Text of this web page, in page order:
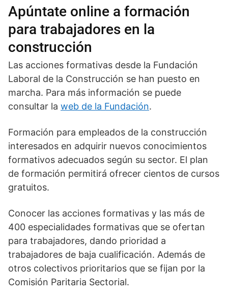
Apúntate online a formación
para trabajadores en la
construcción
Las acciones formativas desde la Fundación
Laboral de la Construcción se han puesto en
marcha. Para más información se puede
consultar la web de la Fundación.
Formación para empleados de la construcción
interesados en adquirir nuevos conocimientos
formativos adecuados según su sector. El plan
de formación permitirá ofrecer cientos de cursos
gratuitos.
Conocer las acciones formativas y las más de
400 especialidades formativas que se ofertan
para trabajadores, dando prioridad a
trabajadores de baja cualificación. Además de
otros colectivos prioritarios que se fijan por la
Comisión Paritaria Sectorial.